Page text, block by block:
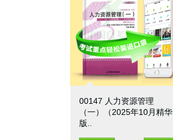
00147 人力资源管理
（一）（2025年10月精华
版..